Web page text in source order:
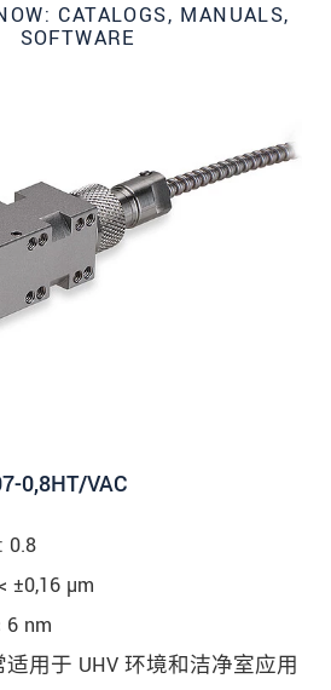
CATALOGS, MANUALS,
SOFTWARE
0,8HT/VAC
0.8
±0,16 µm
nm
用于 UHV 环境和洁净室应用